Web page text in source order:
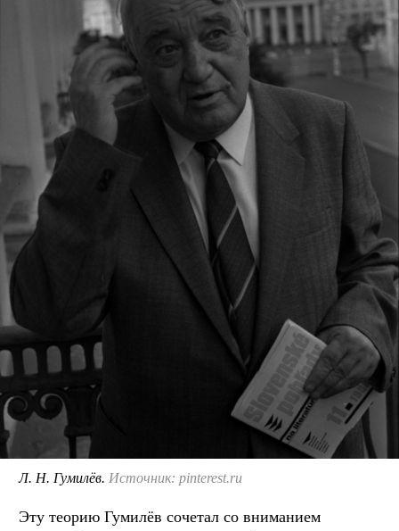
Л. Н. Гумилёв. Источник: pinterest.ru
Эту теорию Гумилёв сочетал со вниманием